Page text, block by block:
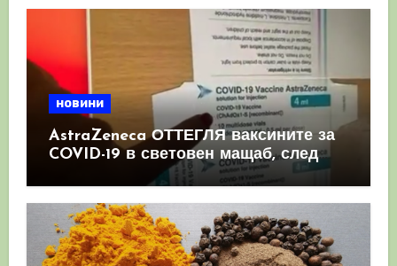
новини
AstraZeneca ОТТЕГЛЯ ваксините за
COVID-19 в световен мащаб, след
като призна, че те причиняват
КРЪВНИ съсиреци